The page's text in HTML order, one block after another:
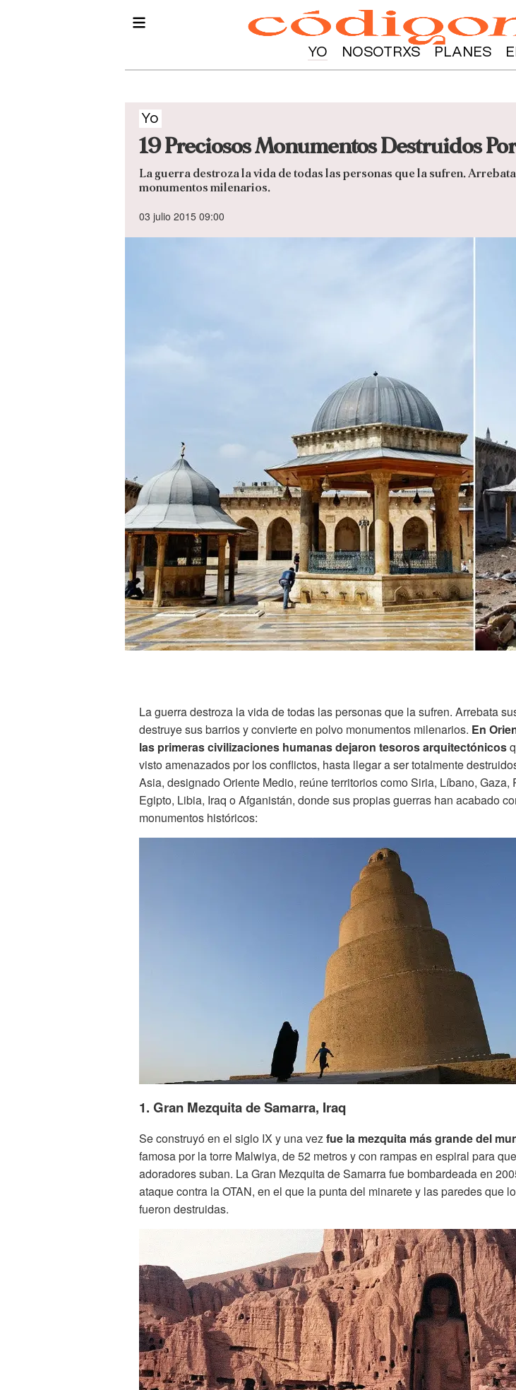
YO NOSOTRXS PLANES
Yo
19 Preciosos Monumentos Destruidos
La guerra destroza la vida de todas las personas que la sufren.
monumentos milenarios.
03 julio 2015 09:00
La guerra destroza la vida de todas las personas que la sufren. Arrebata
destruye sus barrios y convierte en polvo monumentos milenarios. En
las primeras civilizaciones humanas dejaron tesoros arquitectónicos
visto amenazados por los conflictos, hasta llegar a ser totalmente
Asia, designado Oriente Medio, reúne territorios como Siria, Líbano, Gaza,
Egipto, Libia, Iraq o Afganistán, donde sus propias guerras han acabado
monumentos históricos:
1. Gran Mezquita de Samarra, Iraq
Se construyó en el siglo IX y una vezfue la mezquita más grande del
famosa por la torre Malwiya, de 52 metros y con rampas en espiral para
adoradores suban. La Gran Mezquita de Samarra fue bombardeada en
ataque contra la OTAN, en el que la punta del minarete y las paredes que
fueron destruidas.